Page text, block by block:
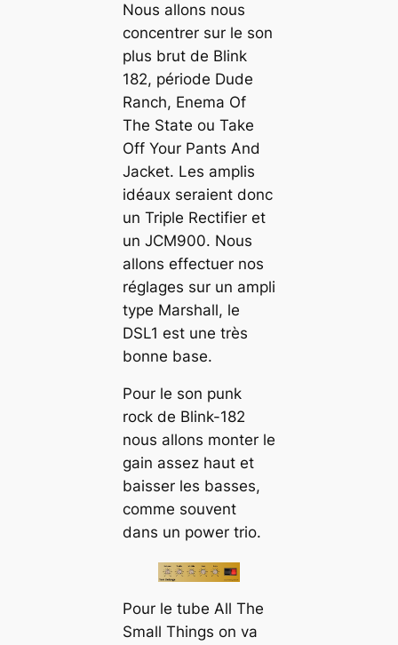
Nous allons nous
concentrer sur le son
plus brut de Blink
182, période Dude
Ranch, Enema Of
The State ou Take
Off Your Pants And
Jacket. Les amplis
idéaux seraient donc
un Triple Rectifier et
un JCM900. Nous
allons effectuer nos
réglages sur un ampli
type Marshall, le
DSL1 est une très
bonne base.
Pour le son punk
rock de Blink-182
nous allons monter le
gain assez haut et
baisser les basses,
comme souvent
dans un power trio.
Pour le tube All The
Small Things on va